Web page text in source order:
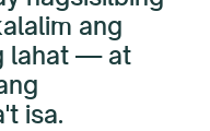
ang
lahat — at
isa.